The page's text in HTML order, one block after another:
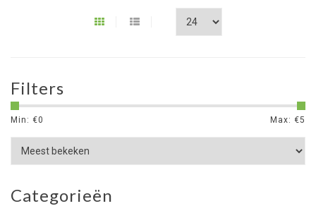
Filters
Min: €0 Max: €5
Categorieën